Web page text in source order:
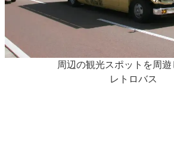
周辺の観光スポットを周遊
レトロバス